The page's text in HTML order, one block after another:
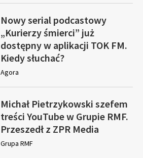
Nowy serial podcastowy
„Kurierzy śmierci” już
dostępny w aplikacji TOK FM.
Kiedy słuchać?
Agora
Michał Pietrzykowski szefem
treści YouTube w Grupie RMF.
Przeszedł z ZPR Media
Grupa RMF